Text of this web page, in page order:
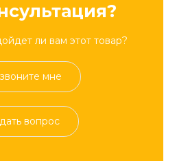
ли вам этот товар?
мне
вопрос